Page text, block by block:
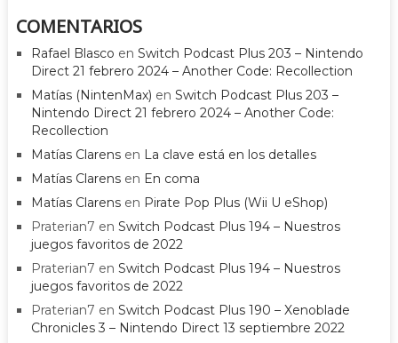
COMENTARIOS
Rafael Blasco en Switch Podcast Plus 203 – Nintendo
Direct 21 febrero 2024 – Another Code: Recollection
Matías (NintenMax) en Switch Podcast Plus 203 –
Nintendo Direct 21 febrero 2024 – Another Code:
Recollection
Matías Clarensen La clave está en los detalles
Matías Clarensen En coma
Matías Clarensen Pirate Pop Plus (Wii U eShop)
Praterian7 en Switch Podcast Plus 194 – Nuestros
juegos favoritos de 2022
Praterian7 en Switch Podcast Plus 194 – Nuestros
juegos favoritos de 2022
Praterian7 en Switch Podcast Plus 190 – Xenoblade
Chronicles 3 – Nintendo Direct 13 septiembre 2022